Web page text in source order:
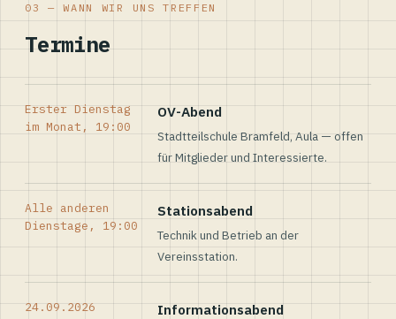
03 — WANN WIR UNS TREFFEN
Termine
Erster Dienstag
im Monat, 19:00
OV-Abend
Stadtteilschule Bramfeld, Aula — offen
für Mitglieder und Interessierte.
Alle anderen
Dienstage, 19:00
Stationsabend
Technik und Betrieb an der
Vereinsstation.
24.09.2026 Informationsabend